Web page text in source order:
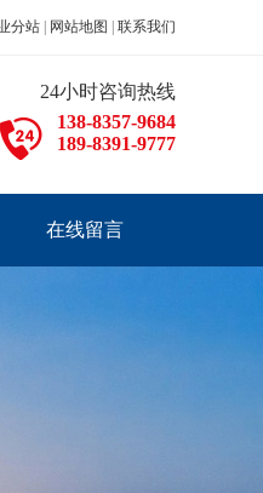
分站 网站地图 联系我们
24小时咨询热线
138-8357-9684
189-8391-9777
在线留言